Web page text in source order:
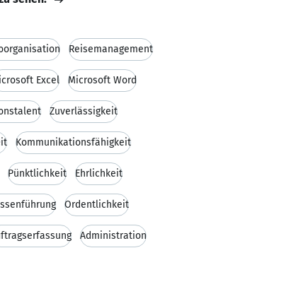
Reisemanagement
Excel Microsoft Word
Zuverlässigkeit
Kommunikationsfähigkeit
Pünktlichkeit Ehrlichkeit
Ordentlichkeit
Administration